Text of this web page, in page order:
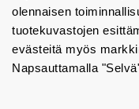
olennaisen
tuotekuvastojen
evästeitä myös
Napsauttamalla
BIM-objektit
Yhteystiedot
Tiedotteet